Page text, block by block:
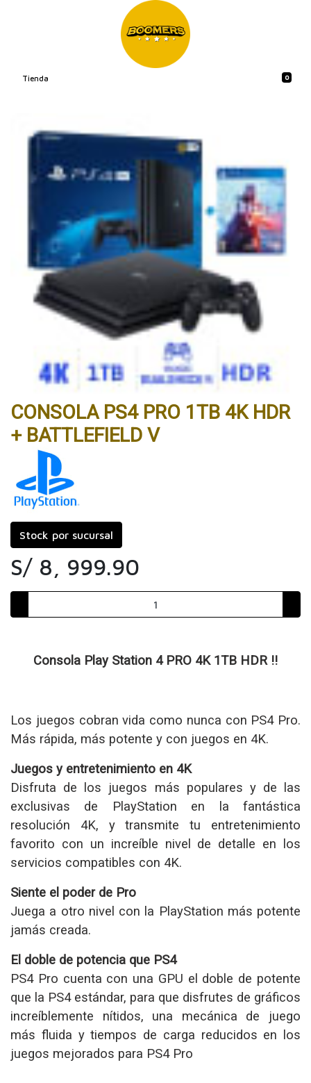
Tienda 0
CONSOLA PS4 PRO 1TB 4K HDR
+ BATTLEFIELD V
Stock por sucursal
S/ 8, 999.90
Consola Play Station 4 PRO 4K 1TB HDR !!
Los juegos cobran vida como nunca con PS4 Pro.
Más rápida, más potente y con juegos en 4K.
Juegos y entretenimiento en 4K
Disfruta de los juegos más populares y de las
exclusivas de PlayStation en la fantástica
resolución 4K, y transmite tu entretenimiento
favorito con un increíble nivel de detalle en los
servicios compatibles con 4K.
Siente el poder de Pro
Juega a otro nivel con la PlayStation más potente
jamás creada.
El doble de potencia que PS4
PS4 Pro cuenta con una GPU el doble de potente
que la PS4 estándar, para que disfrutes de gráficos
increíblemente nítidos, una mecánica de juego
más fluida y tiempos de carga reducidos en los
juegos mejorados para PS4 Pro